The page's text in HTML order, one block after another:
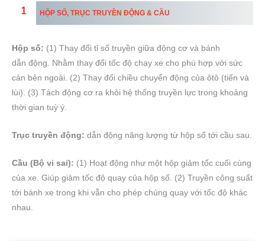
HỘP SỐ, TRỤC TRUYỀN ĐỘNG & CẦU
Hộp số: (1) Thay đổi tỉ số truyền giữa động cơ và bánh
dẫn động. Nhằm thay đổi tốc độ chạy xe cho phù hợp với sức
cản bên ngoài. (2) Thay đổi chiều chuyển động của ôtô (tiến và
lùi). (3) Tách động cơ ra khỏi hệ thống truyền lực trong khoảng
thời gian tuỳ ý.
Trục truyền động: dẫn động năng lượng từ hộp số tới cầu sau.
Cầu (Bộ vi sai): (1) Hoạt động như một hộp giảm tốc cuối cùng
của xe. Giúp giảm tốc độ quay của hộp số. (2) Truyền công suất
tới bánh xe trong khi vẫn cho phép chúng quay với tốc độ khác
nhau.